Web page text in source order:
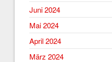
Juni 2024
Mai 2024
April 2024
März 2024